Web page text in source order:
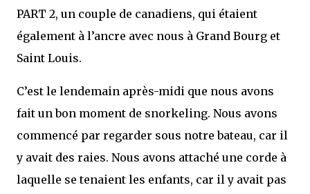
PART 2, un couple de canadiens, qui étaient
également à l’ancre avec nous à Grand Bourg et
Saint Louis.
C’est le lendemain après-midi que nous avons
fait un bon moment de snorkeling. Nous avons
commencé par regarder sous notre bateau, car il
y avait des raies. Nous avons attaché une corde à
laquelle se tenaient les enfants, car il y avait pas